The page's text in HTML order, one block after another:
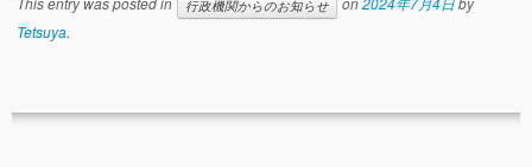
行政機関からのお知らせ
Tetsuya.